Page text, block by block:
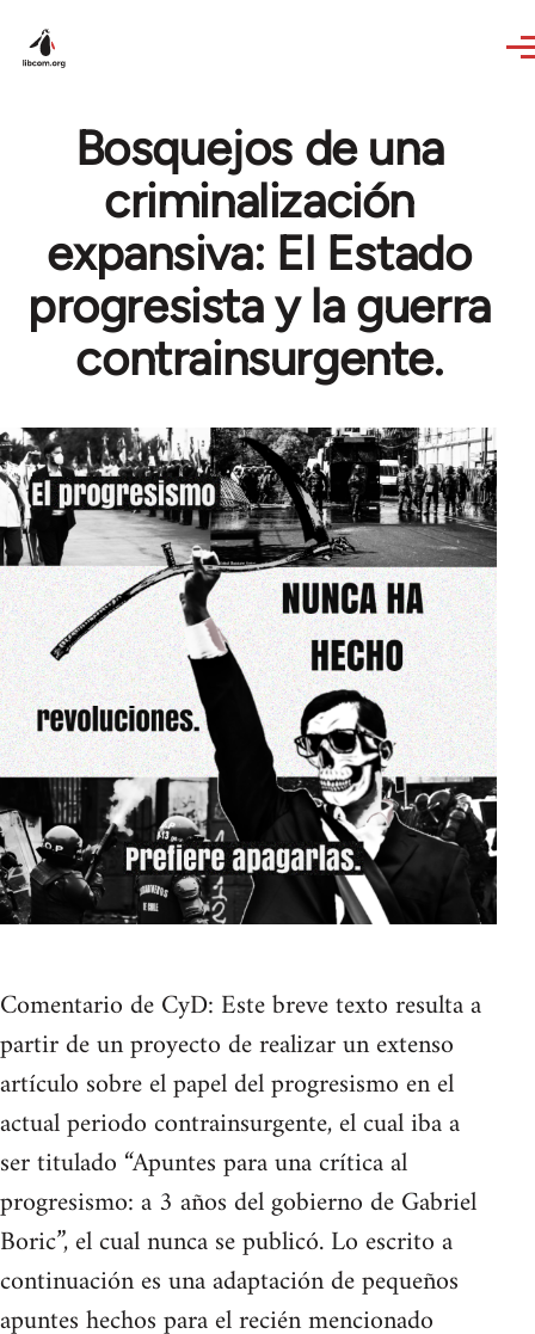
Bosquejos de una
criminalización
expansiva: El Estado
progresista y la guerra
contrainsurgente.
Comentario de CyD: Este breve texto resulta a
partir de un proyecto de realizar un extenso
artículo sobre el papel del progresismo en el
actual periodo contrainsurgente, el cual iba a
ser titulado “Apuntes para una crítica al
progresismo: a 3 años del gobierno de Gabriel
Boric”, el cual nunca se publicó. Lo escrito a
continuación es una adaptación de pequeños
apuntes hechos para el recién mencionado